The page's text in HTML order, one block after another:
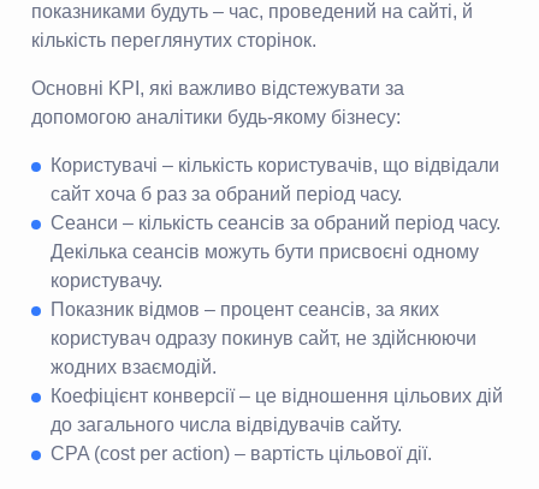
показниками будуть – час, проведений на сайті, й
кількість переглянутих сторінок.
Основні KPI, які важливо відстежувати за
допомогою аналітики будь-якому бізнесу:
Користувачі – кількість користувачів, що відвідали
сайт хоча б раз за обраний період часу.
Сеанси – кількість сеансів за обраний період часу.
Декілька сеансів можуть бути присвоєні одному
користувачу.
Показник відмов – процент сеансів, за яких
користувач одразу покинув сайт, не здійснюючи
жодних взаємодій.
Коефіцієнт конверсії – це відношення цільових дій
до загального числа відвідувачів сайту.
CPA (cost per action) – вартість цільової дії.